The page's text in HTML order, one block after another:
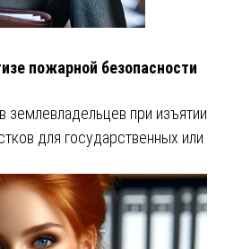
пожарной безопасности
землевладельцев при изъятии
для государственных или